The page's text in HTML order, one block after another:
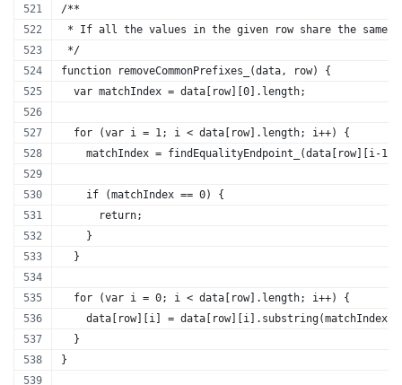
/**
* If all the values in the given row share the same
*/
function removeCommonPrefixes_(data, row) {
  var matchIndex = data[row][0].length;
  for (var i = 1; i < data[row].length; i++) {
matchIndex = findEqualityEndpoint_(data[row][i-
    if (matchIndex == 0) {
      return;
    }
  }
  for (var i = 0; i < data[row].length; i++) {
data[row][i] = data[row][i].substring(matchIndex,
  }
}